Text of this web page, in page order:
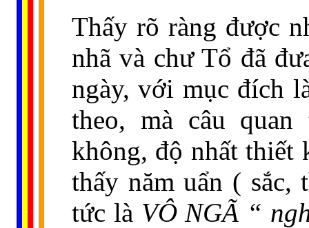
.
Thấy rõ ràng được
nhã và chư Tổ đã
ngày, với mục đích
theo, mà câu quan
không, độ nhất thiết
thấy năm uẩn ( sắc,
tức là VÔ NGÃ “